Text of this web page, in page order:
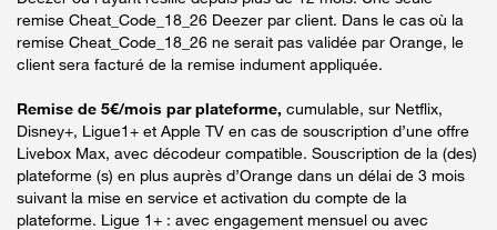
remise Cheat_Code_18_26 Deezer par client. Dans le cas où la
remise Cheat_Code_18_26 ne serait pas validée par Orange, le
client sera facturé de la remise indument appliquée.
Remise de 5€/mois par plateforme, cumulable, sur Netflix,
Disney+, Ligue1+ et Apple TV en cas de souscription d’une offre
Livebox Max, avec décodeur compatible. Souscription de la (des)
plateforme (s) en plus auprès d’Orange dans un délai de 3 mois
suivant la mise en service et activation du compte de la
plateforme. Ligue 1+ : avec engagement mensuel ou avec